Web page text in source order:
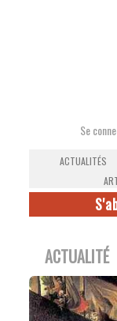
Se
ACTUALITÉS
ACTUALITÉ